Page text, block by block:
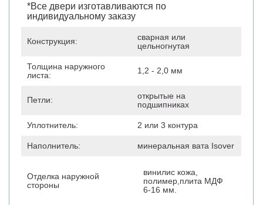
*Все двери изготавливаются по
индивидуальному заказу
Конструкция:
сварная или
цельногнутая
Толщина наружного
листа:
1,2 - 2,0 мм
Петли:
открытые на
подшипниках
Уплотнитель: 2 или 3 контура
Наполнитель: минеральная вата Isover
Отделка наружной
стороны
винилис кожа,
полимер,плита МДФ
6-16 мм.